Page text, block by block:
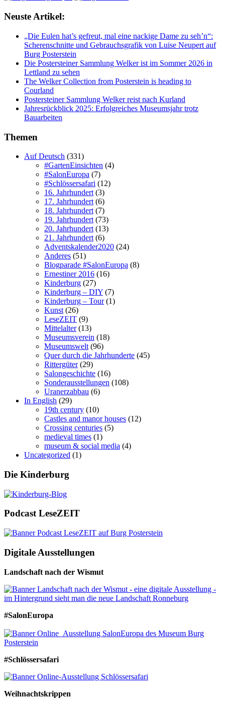
Neuste Artikel:
„Die Eulen hat’s gefreut, mal eine nackige Dame zu seh’n“:
Scherenschnitte und Gebrauchsgrafik von Luise Neupert auf
Burg Posterstein
Die Postersteiner Sammlung Welker ist im Sommer 2026 in
Lettland zu sehen
The Welker Collection from Posterstein is heading to
Courland
Postersteiner Sammlung Welker reist nach Kurland
Jahresrückblick 2025: Erfolgreiches Museumsjahr trotz
Bauarbeiten
Themen
Auf Deutsch (331)
#GartenEinsichten (4)
#SalonEuropa (7)
#Schlössersafari (12)
16. Jahrhundert (3)
17. Jahrhundert (6)
18. Jahrhundert (7)
19. Jahrhundert (73)
20. Jahrhundert (13)
21. Jahrhundert (6)
Adventskalender2020 (24)
Anderes (51)
Blogparade #SalonEuropa (8)
Ernestiner 2016 (16)
Kinderburg (27)
Kinderburg – DIY (7)
Kinderburg – Tour(1)
Kunst (26)
LeseZEIT (9)
Mittelalter(13)
Museumsverein (18)
Museumswelt (96)
Quer durch die Jahrhunderte (45)
Rittergüter(29)
Salongeschichte (16)
Sonderausstellungen (108)
Uranerzabbau (6)
In English (29)
19th century (10)
Castles and manor houses (12)
Crossing centuries (5)
medieval times (1)
museum & social media (4)
Uncategorized (1)
Die Kinderburg
Podcast LeseZEIT
Digitale Ausstellungen
Landschaft nach der Wismut
#SalonEuropa
#Schlössersafari
Weihnachtskrippen